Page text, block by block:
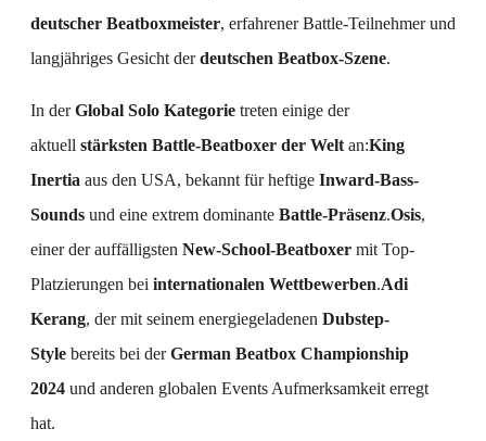
deutscher Beatboxmeister, erfahrener Battle-Teilnehmer und
langjähriges Gesicht derdeutschen Beatbox-Szene.
In derGlobal Solo Kategorie treten einige der
aktuell stärksten Battle-Beatboxer der Welt an:King
Inertia aus den USA, bekannt für heftige Inward-Bass-
Sounds und eine extrem dominante Battle-Präsenz.Osis,
einer der auffälligsten New-School-Beatboxer mit Top-
Platzierungen bei internationalen Wettbewerben.Adi
Kerang, der mit seinem energiegeladenen Dubstep-
Style bereits bei derGerman Beatbox Championship
2024 und anderen globalen Events Aufmerksamkeit erregt
hat.